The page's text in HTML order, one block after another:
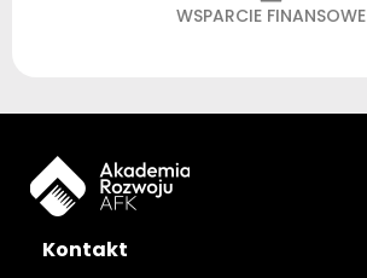
WSPARCIE FINANSOWE
Kontakt